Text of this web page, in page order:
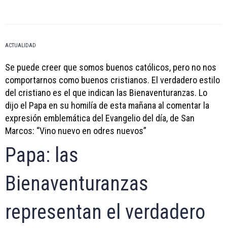
ACTUALIDAD
Se puede creer que somos buenos católicos, pero no nos
comportarnos como buenos cristianos. El verdadero estilo
del cristiano es el que indican las Bienaventuranzas. Lo
dijo el Papa en su homilía de esta mañana al comentar la
expresión emblemática del Evangelio del día, de San
Marcos: “Vino nuevo en odres nuevos”
Papa: las
Bienaventuranzas
representan el verdadero